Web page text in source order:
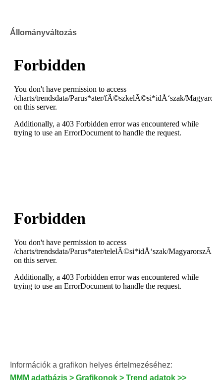
Állományváltozás
Információk a grafikon helyes értelmezéséhez:
MMM adatbázis > Grafikonok > Trend adatok >>